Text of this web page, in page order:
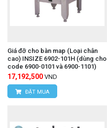
Giá đỡ cho bàn map (Loại chân
cao) INSIZE 6902-101H (dùng cho
code 6900-0101 và 6900-1101)
17,192,500 VND
ĐẶT MUA